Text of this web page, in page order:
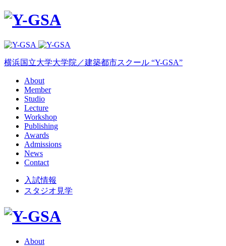
横浜国立大学大学院／建築都市スクール “Y-GSA”
About
Member
Studio
Lecture
Workshop
Publishing
Awards
Admissions
News
Contact
入試情報
スタジオ見学
About